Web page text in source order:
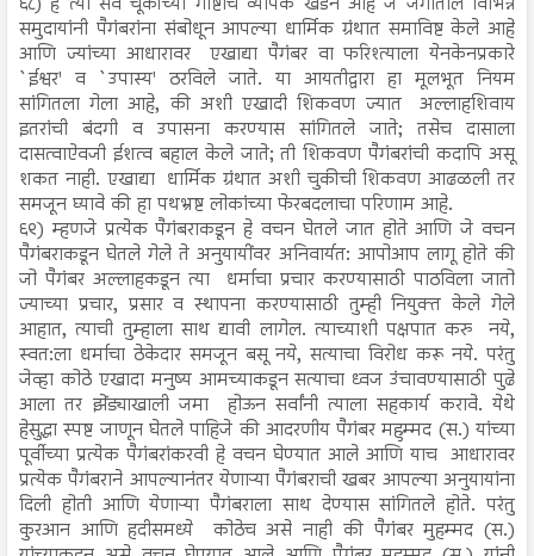
समुदायांनी पैगंबरांना संबोधून आपल्या धार्मिक ग्रंथात समाविष्ट केले आहे
आणि ज्यांच्या आधारावर एखाद्या पैगंबर वा फरिश्त्याला येनकेनप्रकारे
`ईश्वर' व `उपास्य' ठरविले जाते. या आयतीद्वारा हा मूलभूत नियम
सांगितला गेला आहे, की अशी एखादी शिकवण ज्यात अल्लाहशिवाय
इतरांची बंदगी व उपासना करण्यास सांगितले जाते; तसेच दासाला
दासत्वाऐवजी ईशत्व बहाल केले जाते; ती शिकवण पैगंबरांची कदापि असू
शकत नाही. एखाद्या धार्मिक ग्रंथात अशी चुकीची शिकवण आढळली तर
समजून घ्यावे की हा पथभ्रष्ट लोकांच्या फेरबदलाचा परिणाम आहे.
६९) म्हणजे प्रत्येक पैगंबराकडून हे वचन घेतले जात होते आणि जे वचन
पैगंबराकडून घेतले गेले ते अनुयायींवर अनिवार्यत: आपोआप लागू होते की
जो पैगंबर अल्लाहकडून त्या धर्माचा प्रचार करण्यासाठी पाठविला जातो
ज्याच्या प्रचार, प्रसार व स्थापना करण्यासाठी तुम्ही नियुक्त केले गेले
आहात, त्याची तुम्हाला साथ द्यावी लागेल. त्याच्याशी पक्षपात करु नये,
स्वत:ला धर्माचा ठेकेदार समजून बसू नये, सत्याचा विरोध करू नये. परंतु
जेव्हा कोठे एखादा मनुष्य आमच्याकडून सत्याचा ध्वज उंचावण्यासाठी पुढे
आला तर झेंड्याखाली जमा होऊन सर्वांनी त्याला सहकार्य करावे. येथे
हेसुद्धा स्पष्ट जाणून घेतले पाहिजे की आदरणीय पैगंबर महुम्मद (स.) यांच्या
पूर्वीच्या प्रत्येक पैगंबरांकरवी हे वचन घेण्यात आले आणि याच आधारावर
प्रत्येक पैगंबराने आपल्यानंतर येणाऱ्या पैगंबराची खबर आपल्या अनुयायांना
दिली होती आणि येणाऱ्या पैगंबराला साथ देण्यास सांगितले होते. परंतु
कुरआन आणि हदीसमध्ये कोठेच असे नाही की पैगंबर मुहम्मद (स.)